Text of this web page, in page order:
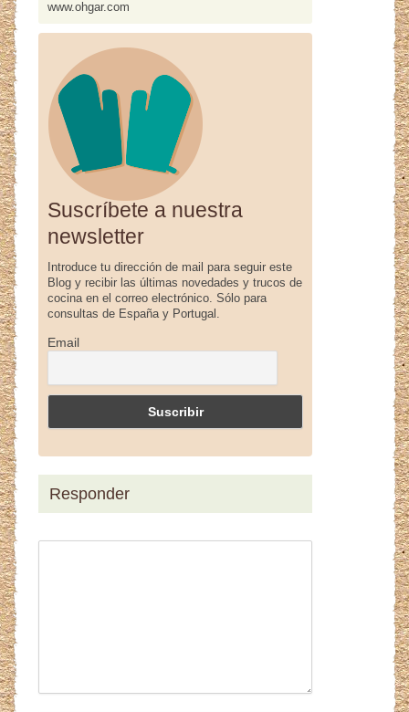
www.ohgar.com
Suscríbete a nuestra
newsletter
Introduce tu dirección de mail para seguir este
Blog y recibir las últimas novedades y trucos de
cocina en el correo electrónico. Sólo para
consultas de España y Portugal.
Email
Responder